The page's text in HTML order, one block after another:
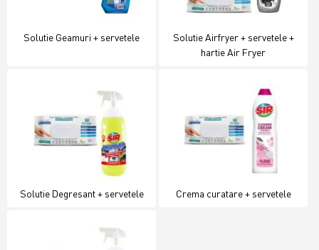
Solutie Geamuri + servetele
Solutie Airfryer + servetele +
hartie Air Fryer
Solutie Degresant + servetele Crema curatare + servetele